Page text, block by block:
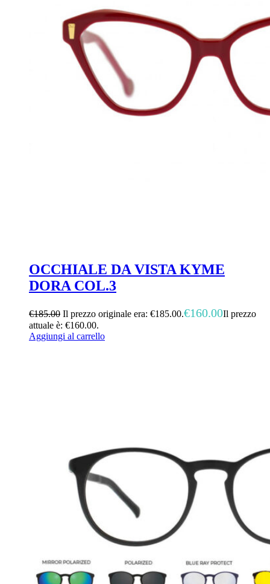
OCCHIALE DA VISTA KYME
DORA COL.3
€185.00 Il prezzo originale era: €185.00.€160.00Il prezzo
attuale è: €160.00.
Aggiungi al carrello